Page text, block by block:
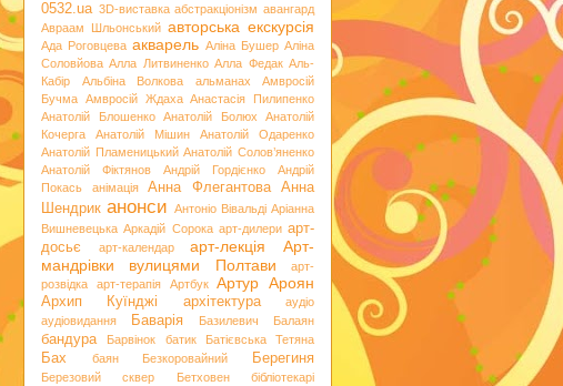
0532.ua 3D-виставка абстракціонізм авангард
Авраам Шльонський авторська екскурсія
Ада Роговцева акварель Аліна Бушер Аліна
Соловйова Алла Литвиненко Алла Федак Аль-
Кабір
Альбіна Волкова альманах
Амвросій
Бучма Амвросій Ждаха Анастасія Пилипенко
Анатолій Блошенко
Анатолій Болюх
Анатолій
Кочерга
Анатолій Мішин
Анатолій Одаренко
Анатолій Пламеницький Анатолій Солов’яненко
Анатолій Фіктянов
Андрій Гордієнко
Андрій
Покась
анімація Анна Флегантова
Анна
Шендрик анонси Антоніо Вівальді Аріанна
Вишневецька Аркадій Сорока арт-дилери арт-
досьє
арт-календар арт-лекція
Арт-
мандрівки вулицями Полтави
арт-
розвідка
арт-терапія Артбук Артур Ароян
Архип Куїнджі архітектура
аудіо
аудіовидання
Баварія Базилевич Балаян
бандура Барвінок батик Батієвська Тетяна
Бах баян Безкоровайний Берегиня
Березовий сквер Бетховен
бібліотекарі